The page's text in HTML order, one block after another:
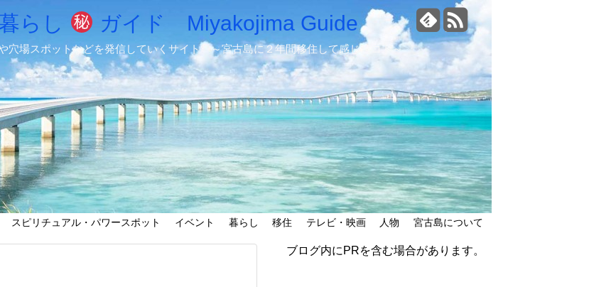
らし ガイド Miyakojima Guide
穴場スポットなどを発信していくサイト ～宮古島に２年間移住して感じたコト～
スピリチュアル・パワースポット イベント 暮らし 移住 テレビ・映画 人物 宮古島について
ブログ内にPRを含む場合があります。